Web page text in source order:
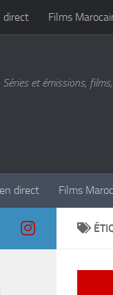
direct Films
Séries et émissions,
direct Films